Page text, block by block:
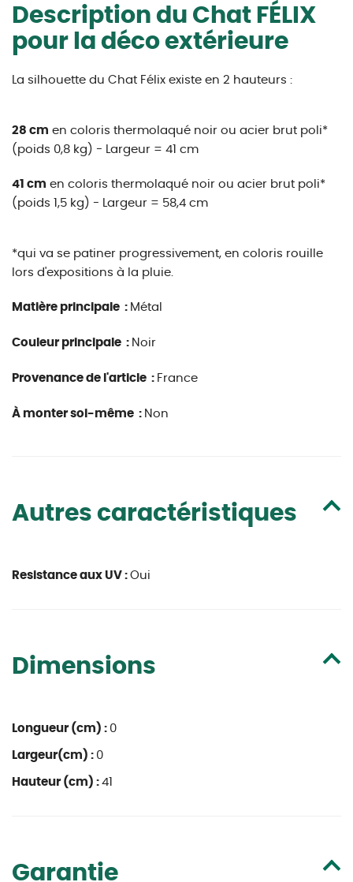
Description du Chat FÉLIX
pour la déco extérieure
La silhouette du Chat Félix existe en 2 hauteurs :
28 cm en coloris thermolaqué noir ou acier brut poli*
(poids 0,8 kg) - Largeur = 41 cm
41 cm en coloris thermolaqué noir ou acier brut poli*
(poids 1,5 kg) - Largeur = 58,4 cm
*qui va se patiner progressivement, en coloris rouille
lors d'expositions à la pluie.
Matière principale : Métal
Couleur principale : Noir
Provenance de l'article : France
À monter soi-même : Non
Autres caractéristiques
Resistance aux UV : Oui
Dimensions
Longueur (cm) : 0
Largeur(cm) : 0
Hauteur (cm) : 41
Garantie